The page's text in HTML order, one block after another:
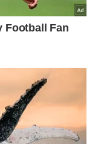
muito
e alto teor de
e o